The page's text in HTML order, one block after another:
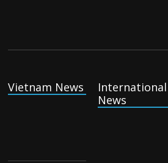
vẫn cứu thuyền viên Việt Nam, vì sao?
Vietnam News
International
News